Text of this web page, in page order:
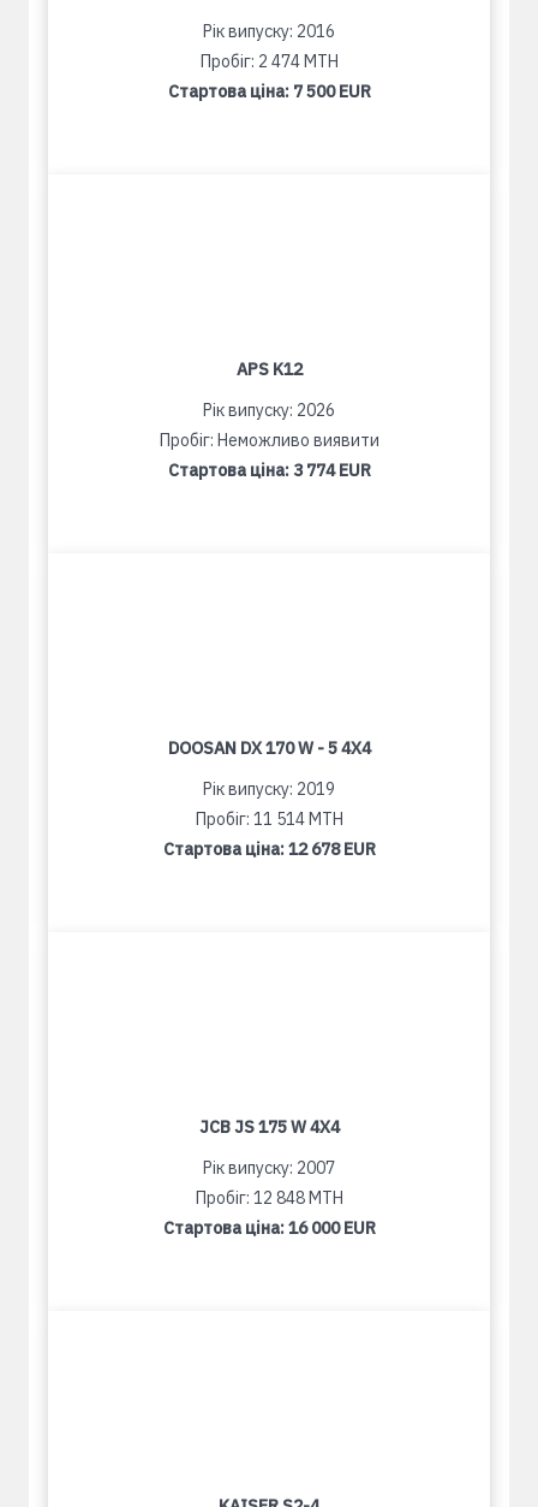
Рік випуску: 2016
Пробіг: 2 474 MTH
Стартова ціна: 7 500 EUR
APS K12
Рік випуску: 2026
Пробіг: Неможливо виявити
Стартова ціна: 3 774 EUR
DOOSAN DX 170 W - 5 4X4
Рік випуску: 2019
Пробіг: 11 514 MTH
Стартова ціна:12 678 EUR
JCB JS 175 W 4X4
Рік випуску: 2007
Пробіг: 12 848 MTH
Стартова ціна:16 000 EUR